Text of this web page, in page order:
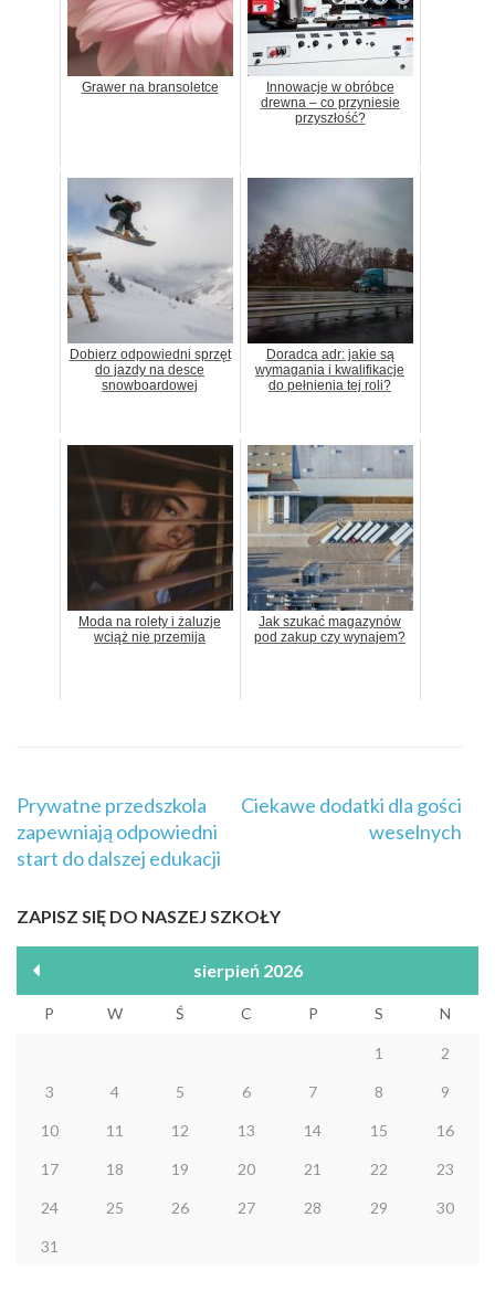
Grawer na bransoletce
Innowacje w obróbce
drewna – co przyniesie
przyszłość?
Dobierz odpowiedni sprzęt
do jazdy na desce
snowboardowej
Doradca adr: jakie są
wymagania i kwalifikacje
do pełnienia tej roli?
Moda na rolety i żaluzje
wciąż nie przemija
Jak szukać magazynów
pod zakup czy wynajem?
Nawigacja
wpisu
Prywatne przedszkola
zapewniają odpowiedni
start do dalszej edukacji
Ciekawe dodatki dla gości
weselnych
ZAPISZ SIĘ DO NASZEJ SZKOŁY
sierpień 2026
P W Ś C P S N
1 2
3 4 5 6 7 8 9
10 11 12 13 14 15 16
17 18 19 20 21 22 23
24 25 26 27 28 29 30
31